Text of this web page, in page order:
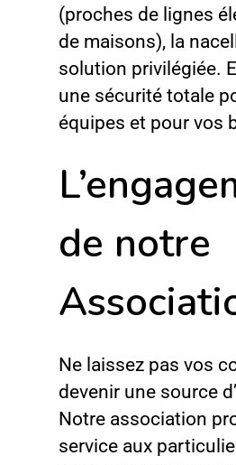
(proches de lignes
de maisons), la
solution privilégiée.
une sécurité totale
équipes et pour vos
de notre
Ne laissez pas vos
devenir une source
Notre association
service aux